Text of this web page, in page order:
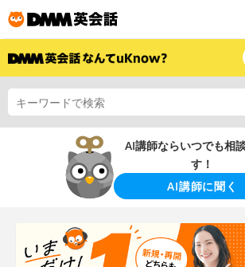
AI講師ならいつでも相
す！
AI講師に聞く